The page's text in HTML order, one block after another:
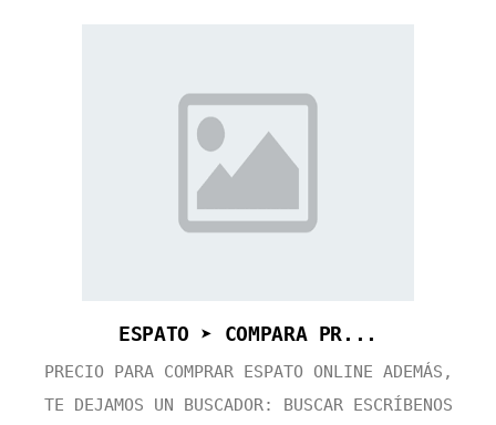
ESPATO ➤ COMPARA PR...
PRECIO PARA COMPRAR ESPATO ONLINE ADEMÁS,
TE DEJAMOS UN BUSCADOR: BUSCAR ESCRÍBENOS